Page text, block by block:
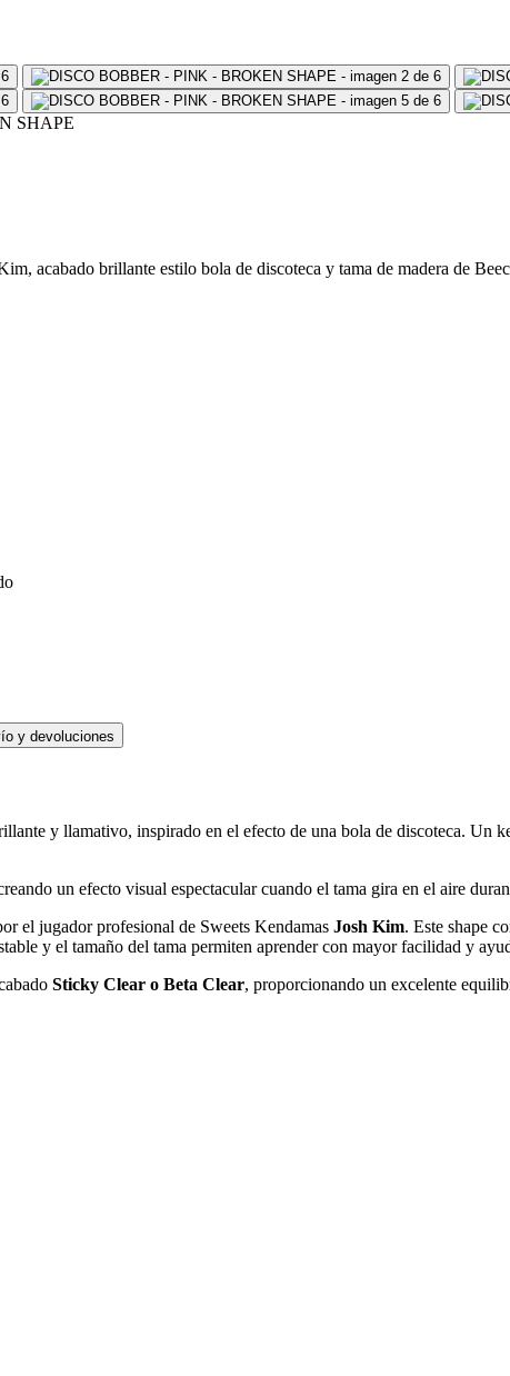
SHAPE
acabado brillante estilo bola de discoteca y tama de madera de
y devoluciones
y llamativo, inspirado en el efecto de una bola de discoteca. Un
un efecto visual espectacular cuando el tama gira en el aire
el jugador profesional de Sweets Kendamas Josh Kim. Este shape
y el tamaño del tama permiten aprender con mayor facilidad y
Sticky Clear o Beta Clear, proporcionando un excelente